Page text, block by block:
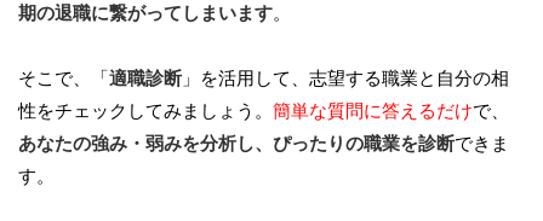
期の退職に繋がってしまいます。
そこで、「適職診断」を活用して、志望する職業と自分の相
性をチェックしてみましょう。 簡単な質問に答えるだけで、
あなたの強み・弱みを分析し、ぴったりの職業を診断できま
す。